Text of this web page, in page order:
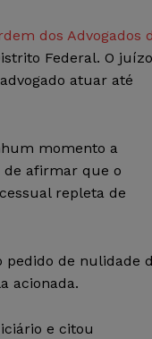
dos Advogados
Federal. O juízo
atuar até
momento a
de afirmar que o
repleta de
pedido de nulidade
acionada.
e citou